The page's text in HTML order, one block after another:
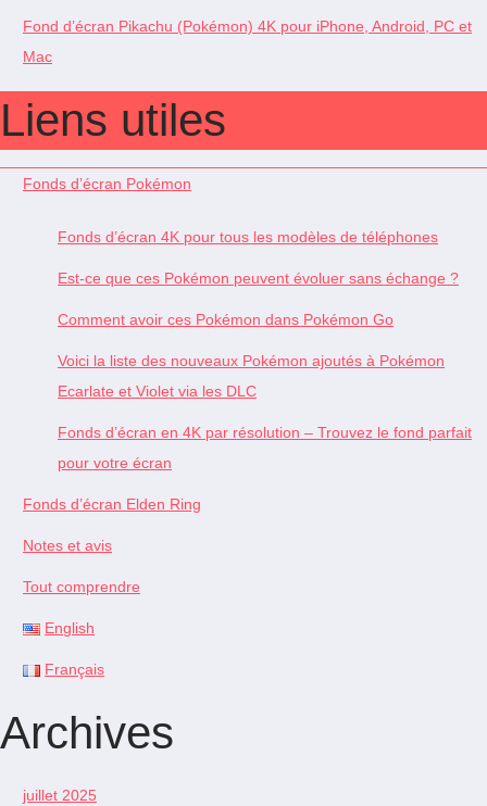
Fond d’écran Pikachu (Pokémon) 4K pour iPhone, Android, PC et
Mac
Liens utiles
Fonds d’écran Pokémon
Fonds d’écran 4K pour tous les modèles de téléphones
Est-ce que ces Pokémon peuvent évoluer sans échange ?
Comment avoir ces Pokémon dans Pokémon Go
Voici la liste des nouveaux Pokémon ajoutés à Pokémon
Ecarlate et Violet via les DLC
Fonds d’écran en 4K par résolution – Trouvez le fond parfait
pour votre écran
Fonds d’écran Elden Ring
Notes et avis
Tout comprendre
English
Français
Archives
juillet 2025